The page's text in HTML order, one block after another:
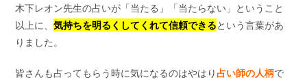
木下レオン先生の占いが「当たる」「当たらない」ということ
以上に、気持ちを明るくしてくれて信頼できるという言葉があ
りました。
皆さんも占ってもらう時に気になるのはやはり占い師の人柄で